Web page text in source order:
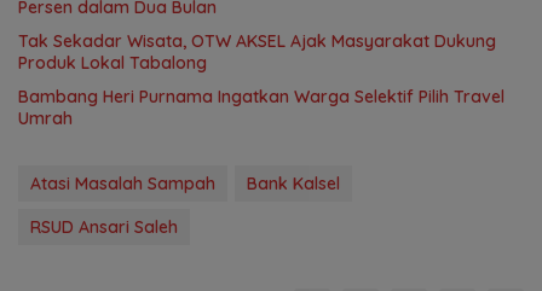
Persen dalam Dua Bulan
Tak Sekadar Wisata, OTW AKSEL Ajak Masyarakat Dukung
Produk Lokal Tabalong
Bambang Heri Purnama Ingatkan Warga Selektif Pilih Travel
Umrah
Atasi Masalah Sampah
Bank Kalsel
RSUD Ansari Saleh